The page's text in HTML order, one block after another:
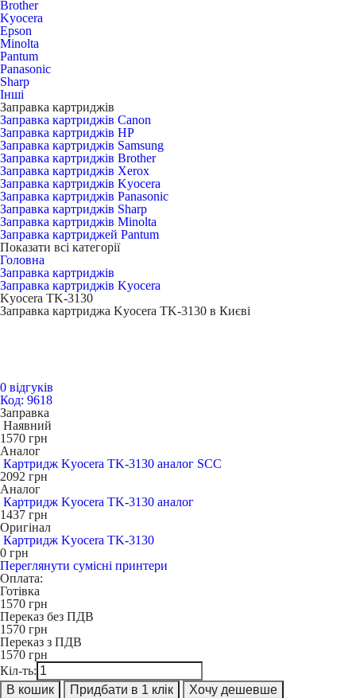
Brother
Kyocera
Epson
Minolta
Pantum
Panasonic
Sharp
Інші
Заправка картриджів
Заправка картриджів Canon
Заправка картриджів HP
Заправка картриджів Samsung
Заправка картриджів Brother
Заправка картриджів Xerox
Заправка картриджів Kyocera
Заправка картриджів Panasonic
Заправка картриджів Sharp
Заправка картриджів Minolta
Заправка картриджей Pantum
Показати всі категорії
Головна
Заправка картриджів
Заправка картриджів Kyocera
Kyocera TK-3130
Заправка картриджа Kyocera TK-3130 в Києві
0 відгуків
Код: 9618
Заправка
Наявний
1570 грн
Аналог
Картридж Kyocera TK-3130 аналог SCC
2092 грн
Аналог
Картридж Kyocera TK-3130 аналог
1437 грн
Оригінал
Картридж Kyocera TK-3130
0 грн
Переглянути сумісні принтери
Оплата:
Готівка
1570 грн
Переказ без ПДВ
1570 грн
Переказ з ПДВ
1570 грн
Кіл-ть:
В кошик
Придбати в 1 клік
Хочу дешевше